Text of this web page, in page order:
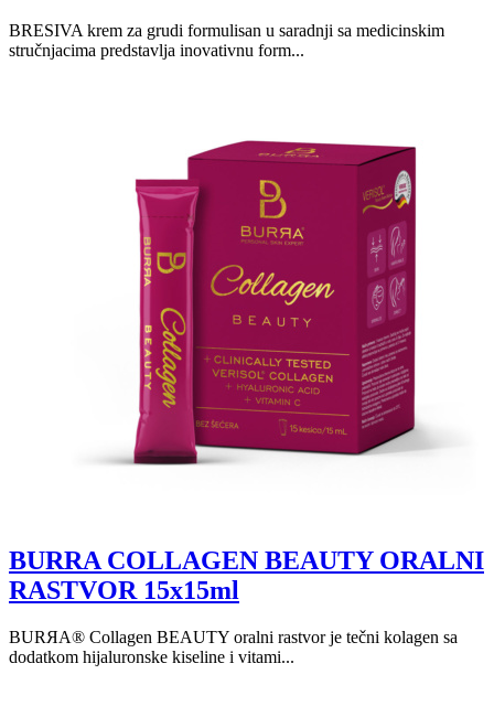
BRESIVA krem za grudi formulisan u saradnji sa medicinskim
stručnjacima predstavlja inovativnu form...
BURRA COLLAGEN BEAUTY ORALNI
RASTVOR 15x15ml
BURЯA® Collagen BEAUTY oralni rastvor je tečni kolagen sa
dodatkom hijaluronske kiseline i vitami...